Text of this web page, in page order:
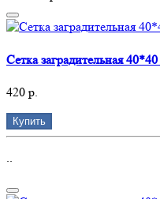
Сетка заградительная
420 р.
Купить
..